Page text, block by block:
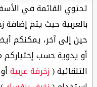
تحتوي القائمة في
بالعربية حيث يتم
حين إلى آخر، يمكنكم
أو يدوية حسب إختياركم
التلقائية (زخرفة عربيةأو